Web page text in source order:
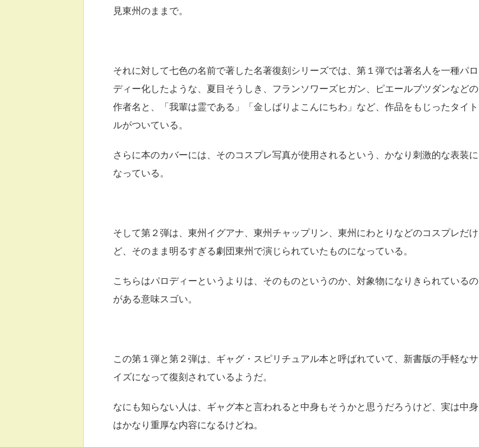
見東州のままで。
それに対して七色の名前で著した名著復刻シリーズでは、第１弾では著名人を一種パロ
ディー化したような、夏目そうしき、フランソワーズヒガン、ピエールブツダンなどの
作者名と、「我輩は霊である」「金しばりよこんにちわ」など、作品をもじったタイト
ルがついている。
さらに本のカバーには、そのコスプレ写真が使用されるという、かなり刺激的な表装に
なっている。
そして第２弾は、東州イグアナ、東州チャップリン、東州にわとりなどのコスプレだけ
ど、そのまま明るすぎる劇団東州で演じられていたものになっている。
こちらはパロディーというよりは、そのものというのか、対象物になりきられているの
がある意味スゴい。
この第１弾と第２弾は、ギャグ・スピリチュアル本と呼ばれていて、新書版の手軽なサ
イズになって復刻されているようだ。
なにも知らない人は、ギャグ本と言われると中身もそうかと思うだろうけど、実は中身
はかなり重厚な内容になるけどね。